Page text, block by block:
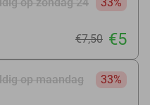
€7,50 €5
op maandag
33%